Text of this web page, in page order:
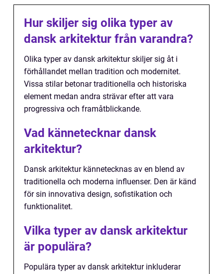
Hur skiljer sig olika typer av
dansk arkitektur från varandra?
Olika typer av dansk arkitektur skiljer sig åt i
förhållandet mellan tradition och modernitet.
Vissa stilar betonar traditionella och historiska
element medan andra strävar efter att vara
progressiva och framåtblickande.
Vad kännetecknar dansk
arkitektur?
Dansk arkitektur kännetecknas av en blend av
traditionella och moderna influenser. Den är känd
för sin innovativa design, sofistikation och
funktionalitet.
Vilka typer av dansk arkitektur
är populära?
Populära typer av dansk arkitektur inkluderar